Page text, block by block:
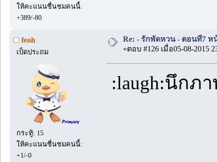
ให้คะแนนชื่นชมคนนี้:
+389/-80
feoh
เป็ดประถม
กระทู้: 15
ให้คะแนนชื่นชมคนนี้:
+1/-0
Re: - รักพัดหวน - ตอนที่7 ห
«ตอบ #126 เมื่อ05-08-2015
:laugh:นึกภ